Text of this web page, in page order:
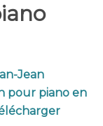
Jean
pour piano en